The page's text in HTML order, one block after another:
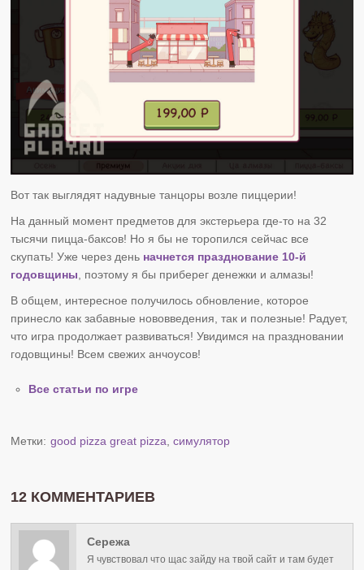
Вот так выглядят надувные танцоры возле пиццерии!
На данный момент предметов для экстерьера где-то на 32
тысячи пицца-баксов! Но я бы не торопился сейчас все
скупать! Уже через день начнется празднование 10-й
годовщины , поэтому я бы приберег денежки и алмазы!
В общем, интересное получилось обновление, которое
принесло как забавные нововведения, так и полезные! Радует,
что игра продолжает развиваться! Увидимся на праздновании
годовщины! Всем свежих анчоусов!
Все статьи по игре
Метки: good pizza great pizza ,симулятор
12 КОММЕНТАРИЕВ
Сережа
Я чувствовал что щас зайду на твой сайт и там будет